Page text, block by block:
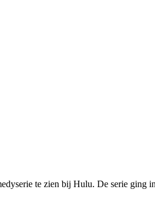
te zien bij Hulu. De serie ging